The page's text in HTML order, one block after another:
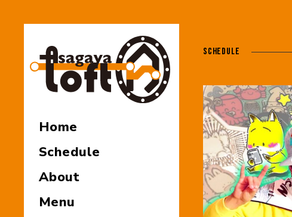
Home
Schedule
About
Menu
SCHEDULE